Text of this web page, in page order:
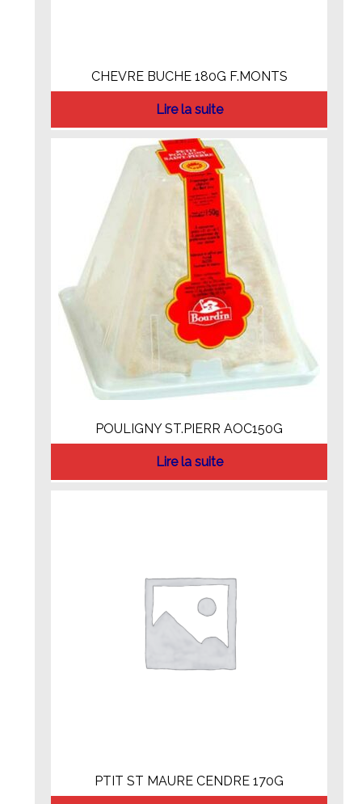
CHEVRE BUCHE 180G F.MONTS
Lire la suite
POULIGNY ST.PIERR AOC150G
Lire la suite
PTIT ST MAURE CENDRE 170G